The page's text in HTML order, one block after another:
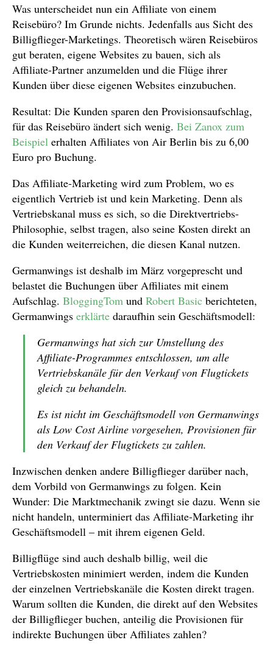
Was unterscheidet nun ein Affiliate von einem
Reisebüro? Im Grunde nichts. Jedenfalls aus Sicht des
Billigflieger-Marketings. Theoretisch wären Reisebüros
gut beraten, eigene Websites zu bauen, sich als
Affiliate-Partner anzumelden und die Flüge ihrer
Kunden über diese eigenen Websites einzubuchen.
Resultat: Die Kunden sparen den Provisionsaufschlag,
für das Reisebüro ändert sich wenig. Bei Zanox zum
Beispiel erhalten Affiliates von Air Berlin bis zu 6,00
Euro pro Buchung.
Das Affiliate-Marketing wird zum Problem, wo es
eigentlich Vertrieb ist und kein Marketing. Denn als
Vertriebskanal muss es sich, so die Direktvertriebs-
Philosophie, selbst tragen, also seine Kosten direkt an
die Kunden weiterreichen, die diesen Kanal nutzen.
Germanwings ist deshalb im März vorgeprescht und
belastet die Buchungen über Affiliates mit einem
Aufschlag. BloggingTom und Robert Basic berichteten,
Germanwings erklärte daraufhin sein Geschäftsmodell:
Germanwings hat sich zur Umstellung des
Affiliate-Programmes entschlossen, um alle
Vertriebskanäle für den Verkauf von Flugtickets
gleich zu behandeln.
Es ist nicht im Geschäftsmodell von Germanwings
als Low Cost Airline vorgesehen, Provisionen für
den Verkauf der Flugtickets zu zahlen.
Inzwischen denken andere Billigflieger darüber nach,
dem Vorbild von Germanwings zu folgen. Kein
Wunder: Die Marktmechanik zwingt sie dazu. Wenn sie
nicht handeln, unterminiert das Affiliate-Marketing ihr
Geschäftsmodell – mit ihrem eigenen Geld.
Billigflüge sind auch deshalb billig, weil die
Vertriebskosten minimiert werden, indem die Kunden
der einzelnen Vertriebskanäle die Kosten direkt tragen.
Warum sollten die Kunden, die direkt auf den Websites
der Billigflieger buchen, anteilig die Provisionen für
indirekte Buchungen über Affiliates zahlen?